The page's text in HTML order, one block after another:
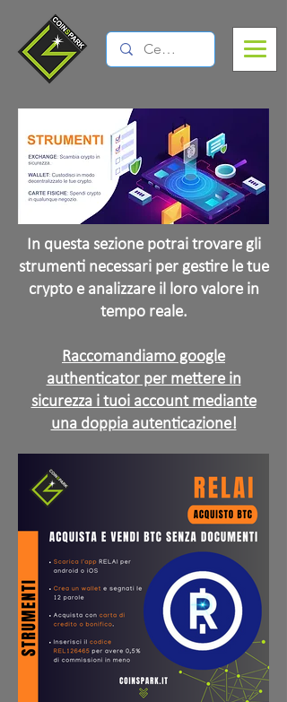
In questa sezione potrai trovare gli
strumenti necessari per gestire le tue
crypto e analizzare il loro valore in
tempo reale.
Raccomandiamo google
authenticator per mettere in
sicurezza i tuoi account mediante
una doppia autenticazione!